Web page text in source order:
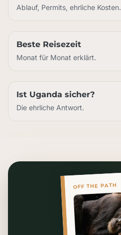
Ablauf, Permits, ehrliche Kosten.
Beste Reisezeit
Monat für Monat erklärt.
Ist Uganda sicher?
Die ehrliche Antwort.
OFF THE PATH